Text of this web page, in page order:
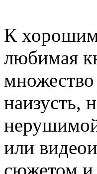
К хорошим
любимая
наизусть,
или